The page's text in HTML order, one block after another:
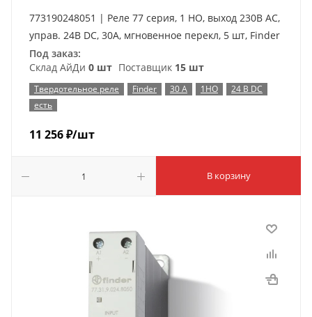
773190248051 | Реле 77 серия, 1 НО, выход 230В AC,
управ. 24В DC, 30A, мгновенное перекл, 5 шт, Finder
Под заказ:
Склад АйДи 0 шт Поставщик 15 шт
Твердотельное реле Finder 30 А 1НО
24 В DC
есть
11 256₽/шт
В корзину